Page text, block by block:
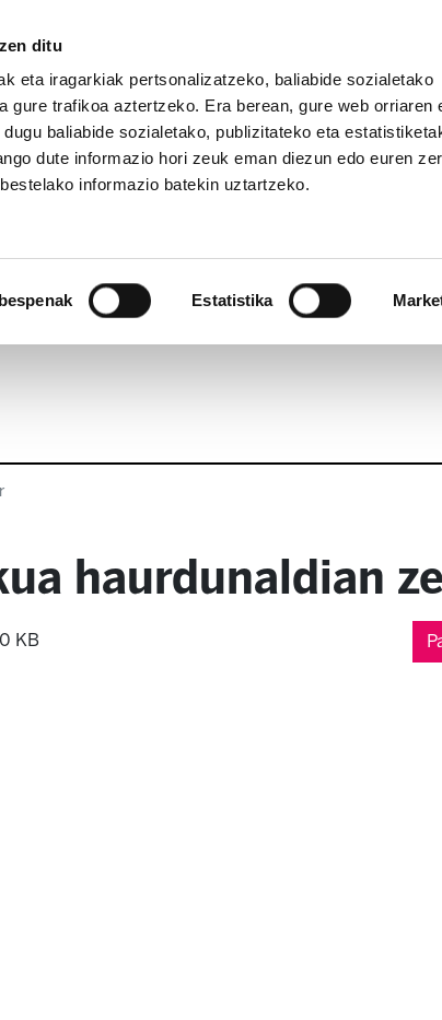
ditu
eta iragarkiak pertsonalizatzeko, baliabide sozialetako
gure trafikoa aztertzeko. Era berean, gure web orriaren
baliabide sozialetako, publizitateko eta
dute informazio hori zeuk eman diezun edo euren
informazio batekin uztartzeko.
Estatistika
haurdunaldian
KB